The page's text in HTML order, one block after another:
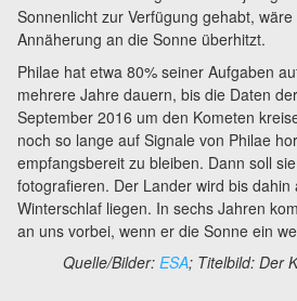
Sonnenlicht zur Verfügung gehabt,
Annäherung an die Sonne überhitzt.
Philae hat etwa 80% seiner Aufgaben
mehrere Jahre dauern, bis die Daten
September 2016 um den Kometen
noch so lange auf Signale von Philae
empfangsbereit zu bleiben. Dann soll
fotografieren. Der Lander wird bis
Winterschlaf liegen. In sechs Jahren
an uns vorbei, wenn er die Sonne ein
Quelle/Bilder: ESA; Titelbild: Der